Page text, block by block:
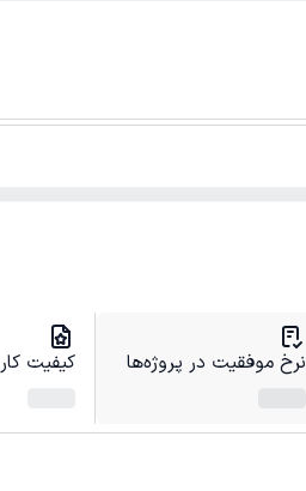
نرخ موفقیت در پروژه‌ها کیفیت کار